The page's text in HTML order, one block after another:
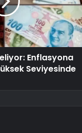
Enflasyona
Seviyesinde